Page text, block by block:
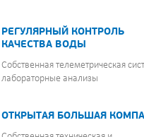
РЕГУЛЯРНЫЙ КОНТРОЛЬ
КАЧЕСТВА ВОДЫ
Собственная телеметрическая
лабораторные анализы
ОТКРЫТАЯ БОЛЬШАЯ